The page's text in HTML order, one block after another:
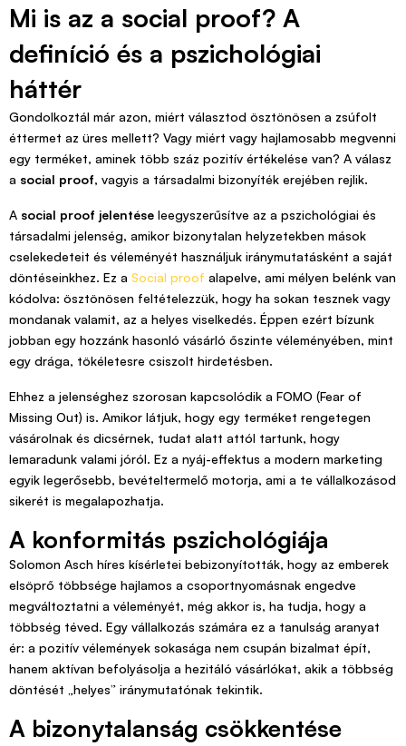
Mi is az a social proof? A
definíció és a pszichológiai
háttér
Gondolkoztál már azon, miért választod ösztönösen a zsúfolt
éttermet az üres mellett? Vagy miért vagy hajlamosabb megvenni
egy terméket, aminek több száz pozitív értékelése van? A válasz
a social proof, vagyis a társadalmi bizonyíték erejében rejlik.
A social proof jelentése leegyszerűsítve az a pszichológiai és
társadalmi jelenség, amikor bizonytalan helyzetekben mások
cselekedeteit és véleményét használjuk iránymutatásként a saját
döntéseinkhez. Ez a Social proof alapelve, ami mélyen belénk van
kódolva: ösztönösen feltételezzük, hogy ha sokan tesznek vagy
mondanak valamit, az a helyes viselkedés. Éppen ezért bízunk
jobban egy hozzánk hasonló vásárló őszinte véleményében, mint
egy drága, tökéletesre csiszolt hirdetésben.
Ehhez a jelenséghez szorosan kapcsolódik a FOMO (Fear of
Missing Out) is. Amikor látjuk, hogy egy terméket rengetegen
vásárolnak és dicsérnek, tudat alatt attól tartunk, hogy
lemaradunk valami jóról. Ez a nyáj-effektus a modern marketing
egyik legerősebb, bevételtermelő motorja, ami a te vállalkozásod
sikerét is megalapozhatja.
A konformitás pszichológiája
Solomon Asch híres kísérletei bebizonyították, hogy az emberek
elsöprő többsége hajlamos a csoportnyomásnak engedve
megváltoztatni a véleményét, még akkor is, ha tudja, hogy a
többség téved. Egy vállalkozás számára ez a tanulság aranyat
ér: a pozitív vélemények sokasága nem csupán bizalmat épít,
hanem aktívan befolyásolja a hezitáló vásárlókat, akik a többség
döntését „helyes” iránymutatónak tekintik.
A bizonytalanság csökkentése